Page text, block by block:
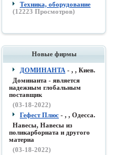
Техника, оборудование
(12223 Просмотров)
Новые фирмы
ДОМИНАНТА - , , Киев.
Доминанта - является
надежным глобальным
поставщик
(03-18-2022)
Гефест Плюс - , , Одесса.
Навесы, Навесы из
поликарборната и другого
материа
(03-18-2022)